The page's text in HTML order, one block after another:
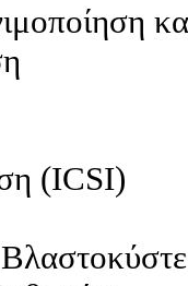
(ICSI)